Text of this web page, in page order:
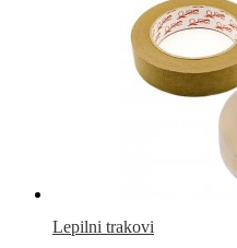
Lepilni trakovi